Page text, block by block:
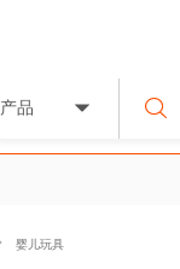
产品
婴儿玩具